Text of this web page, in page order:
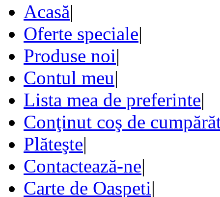
Acasă|
Oferte speciale|
Produse noi|
Contul meu|
Lista mea de preferinte|
Conţinut coş de
Plăteşte|
Contactează-ne|
Carte de Oaspeti|